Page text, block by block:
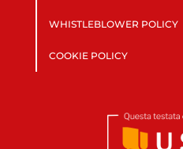
WHISTLEBLOWER POLICY
COOKIE POLICY